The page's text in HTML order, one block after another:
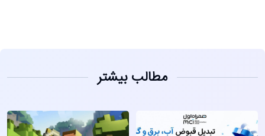
مطالب بیشتر